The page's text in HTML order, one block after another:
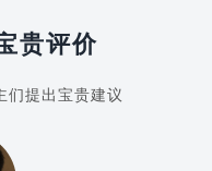
贵评价
们提出宝贵建议